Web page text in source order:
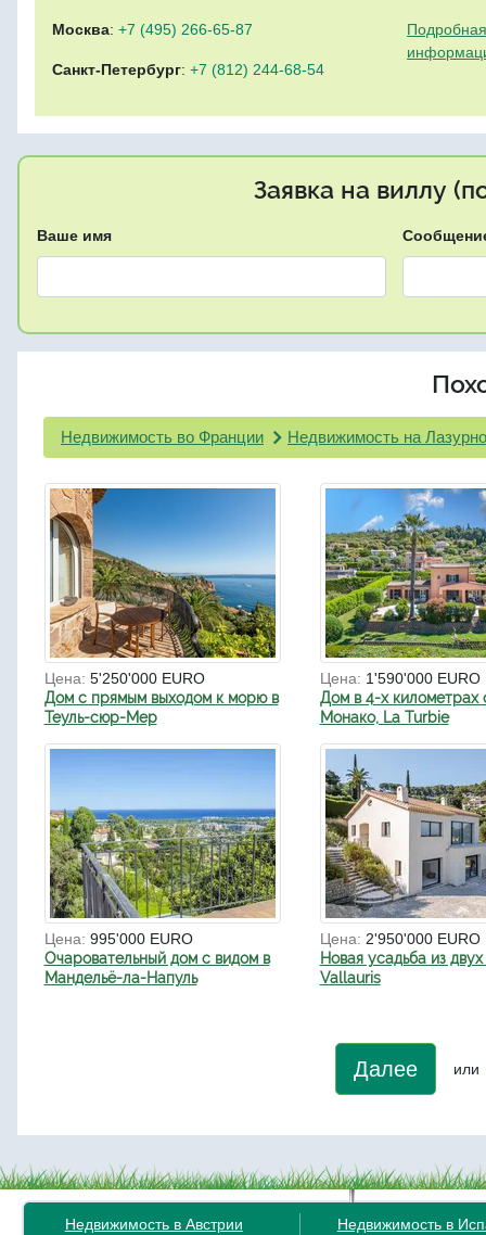
Москва: +7 (495) 266-65-87
Санкт-Петербург: +7 (812) 244-68-54
Заявка на виллу
Ваше имя
Недвижимость во Франции Недвижимость на
Цена: 5'250'000 EURO
Дом с прямым выходом к морю в
Теуль-сюр-Мер
Цена: 1'590'000 EURO
Дом в 4-х километрах
Монако, La Turbie
Цена: 995'000 EURO
Очаровательный дом с видом в
Мандельё-ла-Напуль
Цена: 2'950'000 EURO
Новая усадьба из
Vallauris
Далее или
Недвижимость в Австрии
Недвижимость в